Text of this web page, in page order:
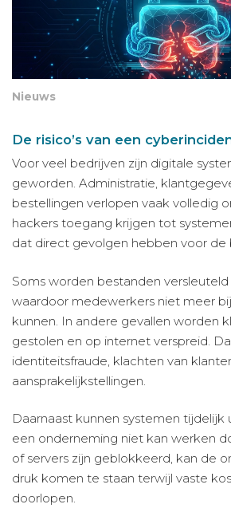
Nieuws
De risico’s van een
Voor veel bedrijven zijn digitale
geworden. Administratie,
bestellingen verlopen vaak volledig
hackers toegang krijgen tot
dat direct gevolgen hebben voor de
Soms worden bestanden
waardoor medewerkers niet meer
kunnen. In andere gevallen worden
gestolen en op internet verspreid.
identiteitsfraude, klachten van
aansprakelijkstellingen.
Daarnaast kunnen systemen tijdelijk
een onderneming niet kan werken
of servers zijn geblokkeerd, kan de
druk komen te staan terwijl vaste
doorlopen.